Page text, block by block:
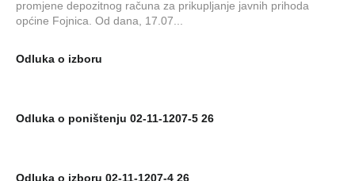
promjene depozitnog računa za prikupljanje javnih prihoda
općine Fojnica. Od dana, 17.07...
Odluka o izboru
Odluka o poništenju 02-11-1207-5 26
Odluka o izboru 02-11-1207-4 26